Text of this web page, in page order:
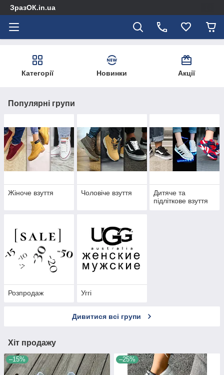
ЗразОК.in.ua
Категорії Новинки Акції
Популярні групи
Жіноче взуття Чоловіче взуття
Дитяче та
підліткове взуття
Розпродаж Уггі
Дивитися всі групи
Хіт продажу
–15% –25%